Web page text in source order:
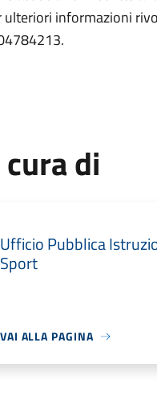
ulteriori informazioni
di
Ufficio Pubblica
Sport
VAI ALLA PAGINA